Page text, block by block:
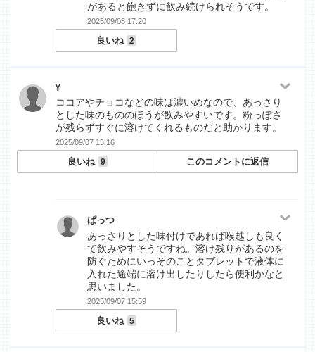
があると飽きずに飲み続けられそうです。
2025/09/08 17:20
良いね 2
Y
ココアやチョコなどの味は濃いめなので、あっさり
とした味のもののほうが飲みやすいです。粉っぽさ
が残らずすぐに溶けてくれるものだと助かります。
2025/09/07 15:16
良いね 9 このコメントに返信
ぱっつ
あっさりとした味付けであれば喉越しも良く
て飲みやすそうですね。溶け残りがあるのを
防ぐためにいっそのことタブレットで液体に
入れた途端に溶け出したりしたら便利かなと
思いました。
2025/09/07 15:59
良いね 5